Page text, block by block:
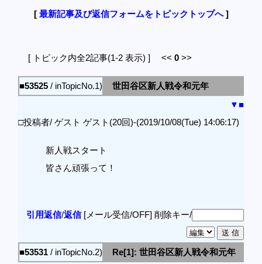
[ 最新記事及び返信フォームをトピックトップへ]
[ トピック内全2記事(1-2 表示) ] << 0 >>
■53525 / inTopicNo.1)
世田谷区新人戦令和元年
▼■
□投稿者/ ゲスト ゲスト(20回)-(2019/10/08(Tue) 14:06:17)
新人戦スタート
皆さん頑張って！
引用返信/返信[メール受信/OFF] 削除キー/
■53531 / inTopicNo.2)
Re[1]: 世田谷区新人戦令和元年